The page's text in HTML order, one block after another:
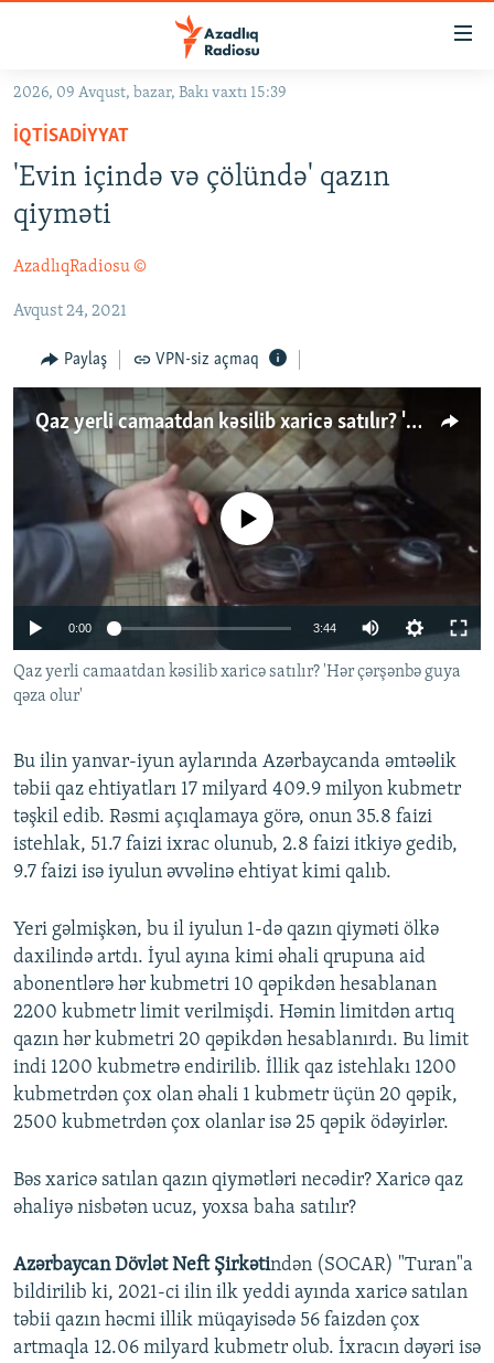
Əsas
qayıt
Əsas
naviqasiyaya
qayıt
Axtarışa
GÜNDƏM
KORRUPSIOMETR
#ƏSLINDƏ
FƏRQƏ BAX
QANUNI DOĞRU
ARAŞDIRMA
MULTIMEDIA
VIDEO
FOTOQALEREYA
İNFOQRAFIKA
KARIKATURA
RADIO ARXIV
OXU ZALI
AZƏRBAYCAN ƏDƏBIYYATI KITABXANASI
İSLAM VƏ DEMOKRATIYA
İZ - MƏDƏNIYYƏT PROQRAMI
HAQQIMIZDA
MISSIYAMIZ
PEŞƏ ETIKASI VƏ JURNALISTIKA STANDARTLARIMIZ
MATERIALLARIMIZDAN ISTIFADƏ
AZADLIQRADIOSU MOBIL TELEFONUNUZDA
BIZIMLƏ ƏLAQƏ
BIZI IZLƏ
RFE/RL-in bütün saytları
2026, 09 Avqust, bazar, Bakı vaxtı 15:39
İQTISADIYYAT
'Evin içində və çölündə' qazın
qiyməti
AzadlıqRadiosu ©
Avqust 24, 2021
Paylaş VPN-siz açmaq
Qaz yerli camaatdan kəsilib xaricə satılır? 'Hər çərşənbə guya qəza olur'
240p 360p 480p
720p
No media source currently available
0:00 3:44
240p
720p
1080p
Qaz yerli camaatdan kəsilib xaricə satılır? 'Hər çərşənbə guya
qəza olur'
Bu ilin yanvar-iyun aylarında Azərbaycanda əmtəəlik
təbii qaz ehtiyatları 17 milyard 409.9 milyon kubmetr
təşkil edib. Rəsmi açıqlamaya görə, onun 35.8 faizi
istehlak, 51.7 faizi ixrac olunub, 2.8 faizi itkiyə gedib,
9.7 faizi isə iyulun əvvəlinə ehtiyat kimi qalıb.
Yeri gəlmişkən, bu il iyulun 1-də qazın qiyməti ölkə
daxilində artdı. İyul ayına kimi əhali qrupuna aid
abonentlərə hər kubmetri 10 qəpikdən hesablanan
2200 kubmetr limit verilmişdi. Həmin limitdən artıq
qazın hər kubmetri 20 qəpikdən hesablanırdı. Bu limit
indi 1200 kubmetrə endirilib. İllik qaz istehlakı 1200
kubmetrdən çox olan əhali 1 kubmetr üçün 20 qəpik,
2500 kubmetrdən çox olanlar isə 25 qəpik ödəyirlər.
Bəs xaricə satılan qazın qiymətləri necədir? Xaricə qaz
əhaliyə nisbətən ucuz, yoxsa baha satılır?
Azərbaycan Dövlət Neft Şirkətindən (SOCAR) "Turan"a
bildirilib ki, 2021-ci ilin ilk yeddi ayında xaricə satılan
təbii qazın həcmi illik müqayisədə 56 faizdən çox
artmaqla 12.06 milyard kubmetr olub. İxracın dəyəri isə